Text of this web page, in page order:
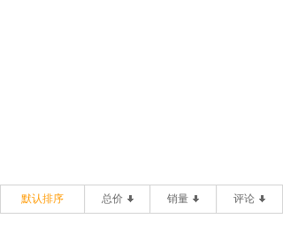
默认排序 总价 销量 评论